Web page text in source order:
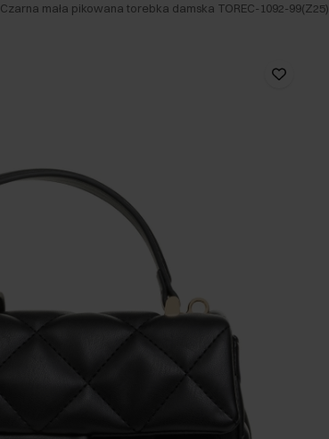
Czarna mała pikowana torebka damska TOREC-1092-99(Z25)